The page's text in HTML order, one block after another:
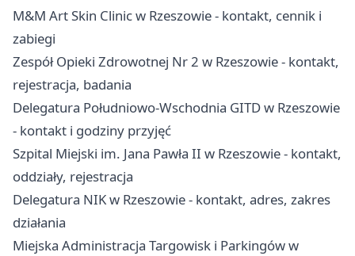
M&M Art Skin Clinic w Rzeszowie - kontakt, cennik i
zabiegi
Zespół Opieki Zdrowotnej Nr 2 w Rzeszowie - kontakt,
rejestracja, badania
Delegatura Południowo-Wschodnia GITD w Rzeszowie
- kontakt i godziny przyjęć
Szpital Miejski im. Jana Pawła II w Rzeszowie - kontakt,
oddziały, rejestracja
Delegatura NIK w Rzeszowie - kontakt, adres, zakres
działania
Miejska Administracja Targowisk i Parkingów w